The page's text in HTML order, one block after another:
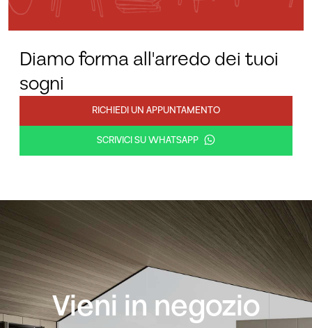
Diamo forma all'arredo dei tuoi
sogni
RICHIEDI UN APPUNTAMENTO
SCRIVICI SU WHATSAPP
Vieni in negozio